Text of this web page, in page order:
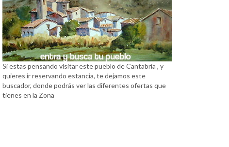
Si estas pensando visitar este pueblo de Cantabria , y
quieres ir reservando estancia, te dejamos este
buscador, donde podrás ver las diferentes ofertas que
tienes en la Zona